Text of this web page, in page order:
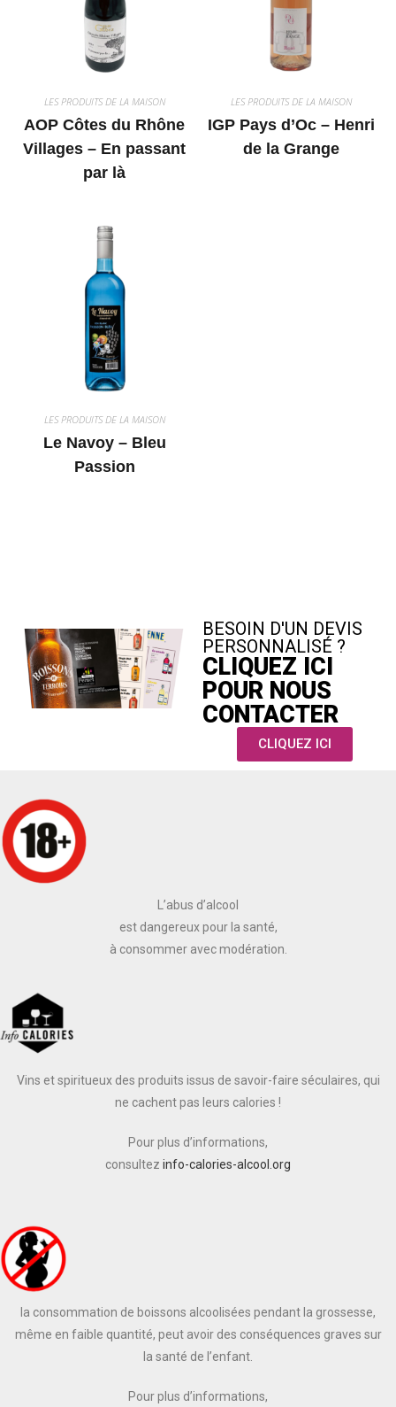
LES PRODUITS DE LA MAISON
AOP Côtes du Rhône
Villages – En passant
par là
LES PRODUITS DE LA MAISON
IGP Pays d’Oc – Henri
de la Grange
LES PRODUITS DE LA MAISON
Le Navoy – Bleu
Passion
BESOIN D'UN DEVIS
PERSONNALISÉ ?
CLIQUEZ ICI
POUR NOUS
CONTACTER
CLIQUEZ ICI
L’abus d’alcool
est dangereux pour la santé,
à consommer avec modération.
Vins et spiritueux des produits issus de savoir-faire séculaires, qui
ne cachent pas leurs calories !
Pour plus d’informations,
consultez info-calories-alcool.org
la consommation de boissons alcoolisées pendant la grossesse,
même en faible quantité, peut avoir des conséquences graves sur
la santé de l’enfant.
Pour plus d’informations,